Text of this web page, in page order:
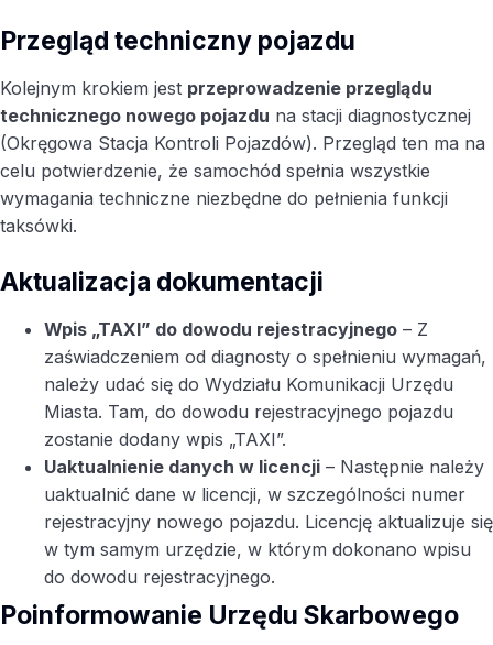
Przegląd techniczny pojazdu
Kolejnym krokiem jest przeprowadzenie przeglądu
technicznego nowego pojazdu na stacji diagnostycznej
(Okręgowa Stacja Kontroli Pojazdów). Przegląd ten ma na
celu potwierdzenie, że samochód spełnia wszystkie
wymagania techniczne niezbędne do pełnienia funkcji
taksówki.
Aktualizacja dokumentacji
Wpis „TAXI” do dowodu rejestracyjnego – Z
zaświadczeniem od diagnosty o spełnieniu wymagań,
należy udać się do Wydziału Komunikacji Urzędu
Miasta. Tam, do dowodu rejestracyjnego pojazdu
zostanie dodany wpis „TAXI”.
Uaktualnienie danych w licencji – Następnie należy
uaktualnić dane w licencji, w szczególności numer
rejestracyjny nowego pojazdu. Licencję aktualizuje się
w tym samym urzędzie, w którym dokonano wpisu
do dowodu rejestracyjnego.
Poinformowanie Urzędu Skarbowego